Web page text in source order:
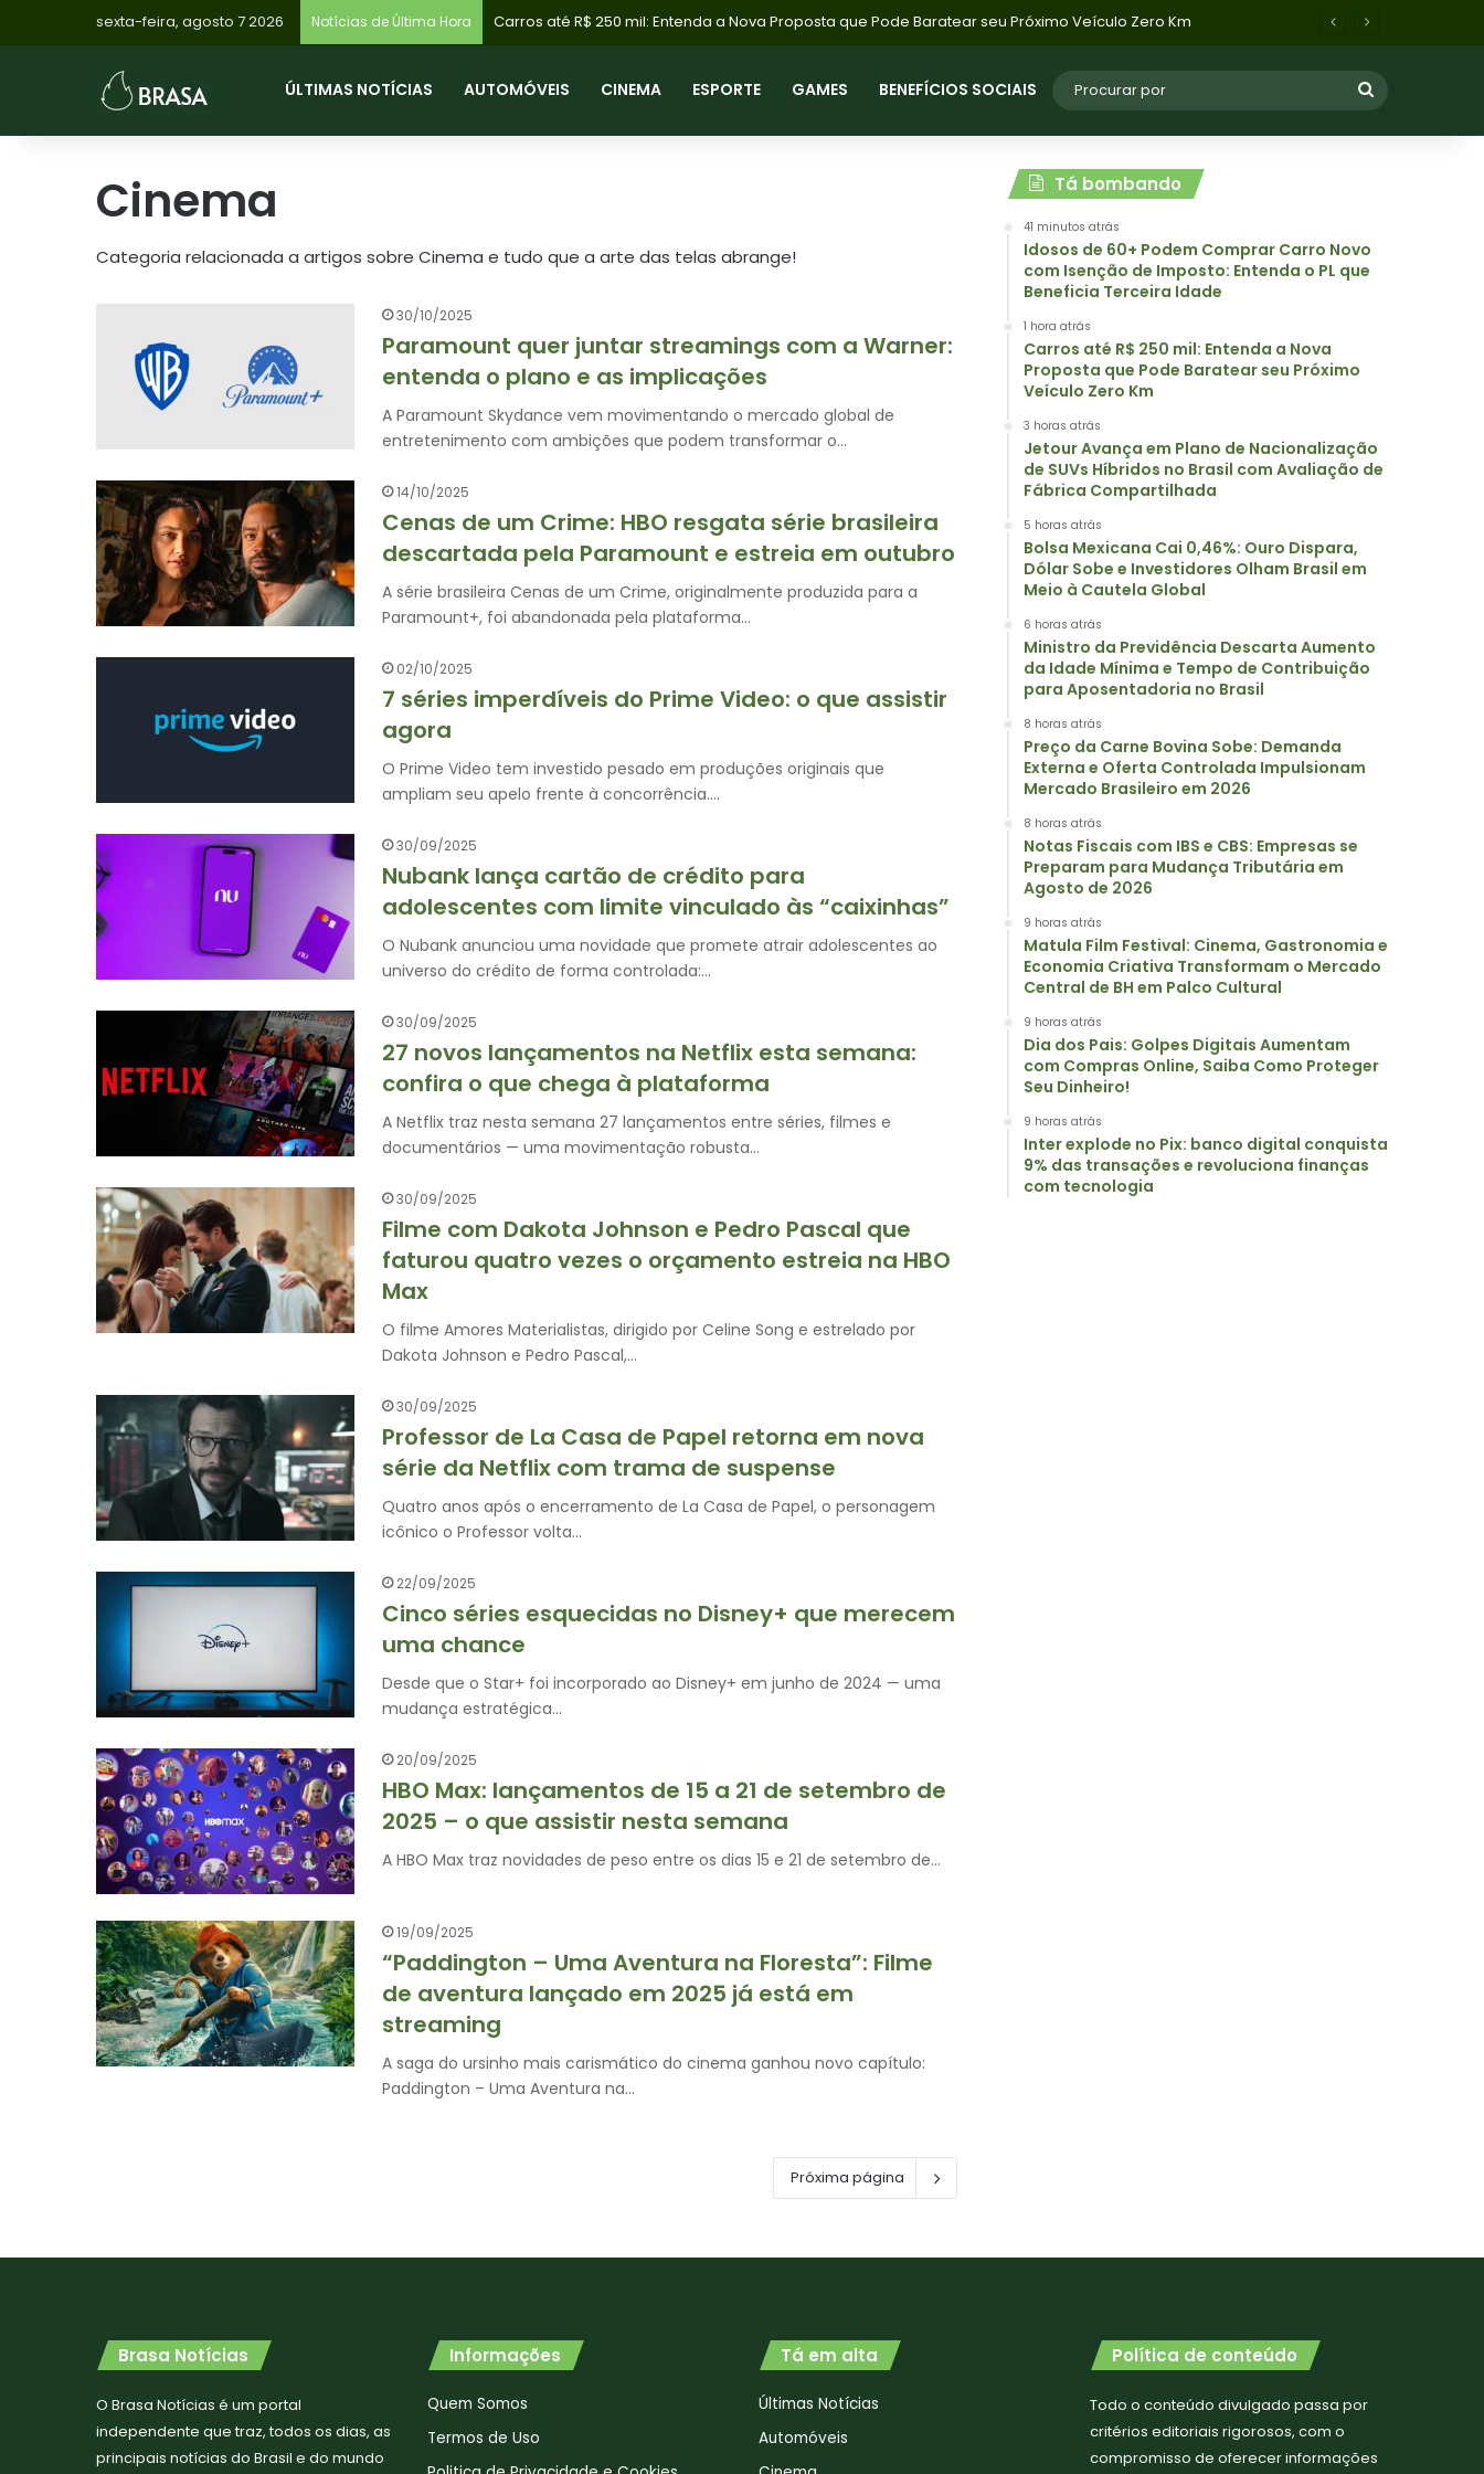
sexta-feira, agosto 7 2026 Notícias de Última Hora Carros até R$ 250 mil: Entenda a Nova Proposta que Pode Baratear seu Próximo Veículo Zero Km
ÚLTIMAS NOTÍCIAS AUTOMÓVEIS CINEMA ESPORTE GAMES BENEFÍCIOS SOCIAIS
Cinema
Categoria relacionada a artigos sobre Cinema e tudo que a arte das telas abrange!
30/10/2025
Paramount quer juntar streamings com a Warner:
entenda o plano e as implicações
A Paramount Skydance vem movimentando o mercado global de
entretenimento com ambições que podem transformar o…
14/10/2025
Cenas de um Crime: HBO resgata série brasileira
descartada pela Paramount e estreia em outubro
A série brasileira Cenas de um Crime, originalmente produzida para a
Paramount+, foi abandonada pela plataforma…
02/10/2025
7 séries imperdíveis do Prime Video: o que assistir
agora
O Prime Video tem investido pesado em produções originais que
ampliam seu apelo frente à concorrência.…
30/09/2025
Nubank lança cartão de crédito para
adolescentes com limite vinculado às “caixinhas”
O Nubank anunciou uma novidade que promete atrair adolescentes ao
universo do crédito de forma controlada:…
30/09/2025
27 novos lançamentos na Netflix esta semana:
confira o que chega à plataforma
A Netflix traz nesta semana 27 lançamentos entre séries, filmes e
documentários — uma movimentação robusta…
30/09/2025
Filme com Dakota Johnson e Pedro Pascal que
faturou quatro vezes o orçamento estreia na HBO
Max
O filme Amores Materialistas, dirigido por Celine Song e estrelado por
Dakota Johnson e Pedro Pascal,…
30/09/2025
Professor de La Casa de Papel retorna em nova
série da Netflix com trama de suspense
Quatro anos após o encerramento de La Casa de Papel, o personagem
icônico o Professor volta…
22/09/2025
Cinco séries esquecidas no Disney+ que merecem
uma chance
Desde que o Star+ foi incorporado ao Disney+ em junho de 2024 — uma
mudança estratégica…
20/09/2025
HBO Max: lançamentos de 15 a 21 de setembro de
2025 – o que assistir nesta semana
A HBO Max traz novidades de peso entre os dias 15 e 21 de setembro de…
19/09/2025
“Paddington – Uma Aventura na Floresta”: Filme
de aventura lançado em 2025 já está em
streaming
A saga do ursinho mais carismático do cinema ganhou novo capítulo:
Paddington – Uma Aventura na…
Próxima página
Tá bombando
41 minutos atrás
Idosos de 60+ Podem Comprar Carro Novo
com Isenção de Imposto: Entenda o PL que
Beneficia Terceira Idade
1 hora atrás
Carros até R$ 250 mil: Entenda a Nova
Proposta que Pode Baratear seu Próximo
Veículo Zero Km
3 horas atrás
Jetour Avança em Plano de Nacionalização
de SUVs Híbridos no Brasil com Avaliação de
Fábrica Compartilhada
5 horas atrás
Bolsa Mexicana Cai 0,46%: Ouro Dispara,
Dólar Sobe e Investidores Olham Brasil em
Meio à Cautela Global
6 horas atrás
Ministro da Previdência Descarta Aumento
da Idade Mínima e Tempo de Contribuição
para Aposentadoria no Brasil
8 horas atrás
Preço da Carne Bovina Sobe: Demanda
Externa e Oferta Controlada Impulsionam
Mercado Brasileiro em 2026
8 horas atrás
Notas Fiscais com IBS e CBS: Empresas se
Preparam para Mudança Tributária em
Agosto de 2026
9 horas atrás
Matula Film Festival: Cinema, Gastronomia e
Economia Criativa Transformam o Mercado
Central de BH em Palco Cultural
9 horas atrás
Dia dos Pais: Golpes Digitais Aumentam
com Compras Online, Saiba Como Proteger
Seu Dinheiro!
9 horas atrás
Inter explode no Pix: banco digital conquista
9% das transações e revoluciona finanças
com tecnologia
Brasa Notícias
O Brasa Notícias é um portal
independente que traz, todos os dias, as
principais notícias do Brasil e do mundo
Informações
Quem Somos
Termos de Uso
Tá em alta
Últimas Notícias
Automóveis
Política de conteúdo
Todo o conteúdo divulgado passa por
critérios editoriais rigorosos, com o
compromisso de oferecer informações